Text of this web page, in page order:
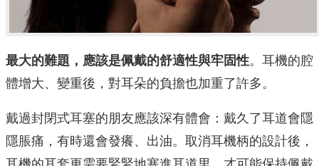
最大的難題，應該是佩戴的舒適性與牢固性。耳機的腔
體增大、變重後，對耳朵的負擔也加重了許多。
戴過封閉式耳塞的朋友應該深有體會：戴久了耳道會隱
隱脹痛，有時還會發癢、出油。取消耳機柄的設計後，